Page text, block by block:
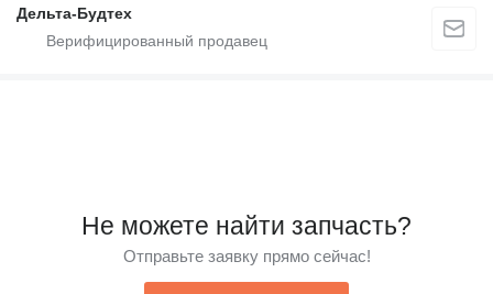
Дельта-Будтех
Не можете найти запчасть?
Отправьте заявку прямо сейчас!